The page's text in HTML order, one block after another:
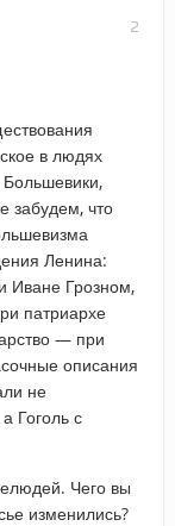
2
в людях
Большевики,
забудем, что
Ленина:
Иване Грозном,
патриархе
— при
описания
не
Гоголь с
Чего вы
изменились?